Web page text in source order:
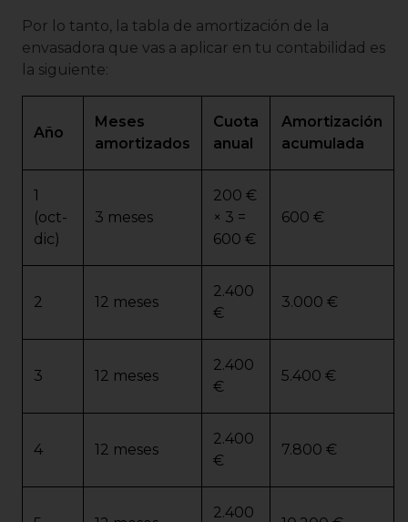
Por lo tanto, la tabla de amortización de la
envasadora que vas a aplicar en tu contabilidad es
la siguiente:
Año
Meses
amortizados
Cuota
anual
Amortización
acumulada
1
(oct-
dic)
3 meses
200 €
× 3 =
600 €
600 €
2 12 meses
2.400
€
3.000 €
3 12 meses
2.400
€
5.400 €
4 12 meses
2.400
€
7.800 €
2.400